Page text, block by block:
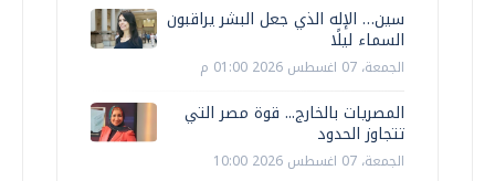
سين… الإله الذي جعل البشر يراقبون
السماء ليلًا
الجمعة، 07 اغسطس 2026 01:00 م
المصريات بالخارج... قوة مصر التي
تتجاوز الحدود
الجمعة، 07 اغسطس 2026 10:00